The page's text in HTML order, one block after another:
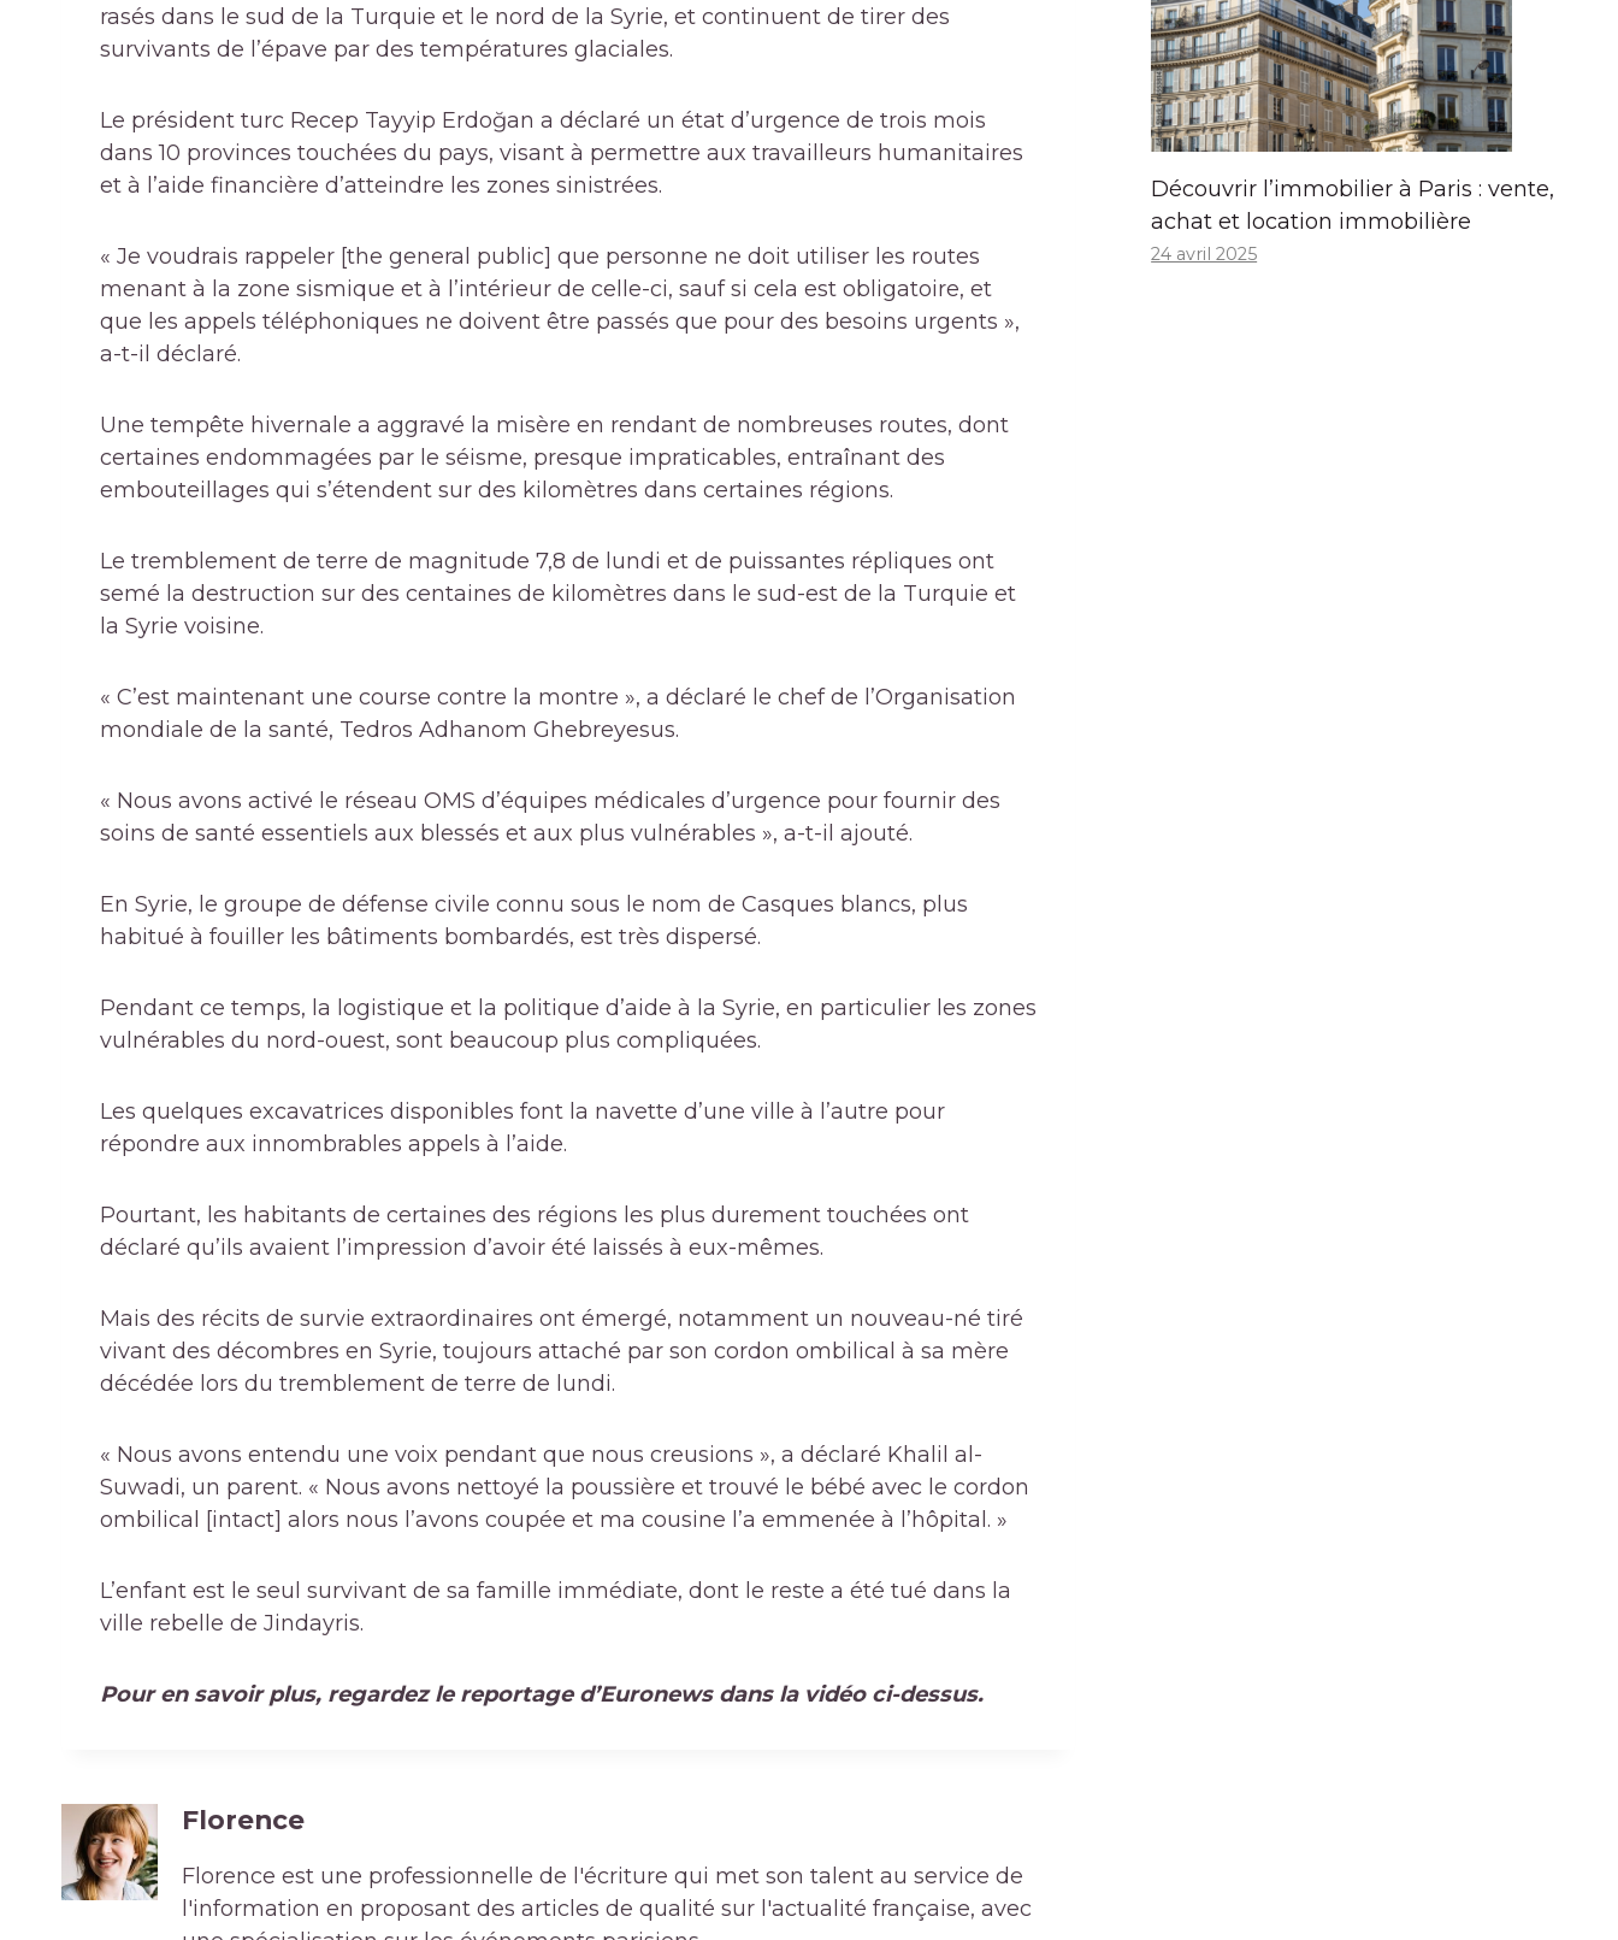
rasés dans le sud de la Turquie et le nord de la Syrie, et continuent de tirer des
survivants de l’épave par des températures glaciales.
Le président turc Recep Tayyip Erdoğan a déclaré un état d’urgence de trois mois
dans 10 provinces touchées du pays, visant à permettre aux travailleurs humanitaires
et à l’aide financière d’atteindre les zones sinistrées.
« Je voudrais rappeler [the general public] que personne ne doit utiliser les routes
menant à la zone sismique et à l’intérieur de celle-ci, sauf si cela est obligatoire, et
que les appels téléphoniques ne doivent être passés que pour des besoins urgents »,
a-t-il déclaré.
Une tempête hivernale a aggravé la misère en rendant de nombreuses routes, dont
certaines endommagées par le séisme, presque impraticables, entraînant des
embouteillages qui s’étendent sur des kilomètres dans certaines régions.
Le tremblement de terre de magnitude 7,8 de lundi et de puissantes répliques ont
semé la destruction sur des centaines de kilomètres dans le sud-est de la Turquie et
la Syrie voisine.
« C’est maintenant une course contre la montre », a déclaré le chef de l’Organisation
mondiale de la santé, Tedros Adhanom Ghebreyesus.
« Nous avons activé le réseau OMS d’équipes médicales d’urgence pour fournir des
soins de santé essentiels aux blessés et aux plus vulnérables », a-t-il ajouté.
En Syrie, le groupe de défense civile connu sous le nom de Casques blancs, plus
habitué à fouiller les bâtiments bombardés, est très dispersé.
Pendant ce temps, la logistique et la politique d’aide à la Syrie, en particulier les zones
vulnérables du nord-ouest, sont beaucoup plus compliquées.
Les quelques excavatrices disponibles font la navette d’une ville à l’autre pour
répondre aux innombrables appels à l’aide.
Pourtant, les habitants de certaines des régions les plus durement touchées ont
déclaré qu’ils avaient l’impression d’avoir été laissés à eux-mêmes.
Mais des récits de survie extraordinaires ont émergé, notamment un nouveau-né tiré
vivant des décombres en Syrie, toujours attaché par son cordon ombilical à sa mère
décédée lors du tremblement de terre de lundi.
« Nous avons entendu une voix pendant que nous creusions », a déclaré Khalil al-
Suwadi, un parent. « Nous avons nettoyé la poussière et trouvé le bébé avec le cordon
ombilical [intact] alors nous l’avons coupée et ma cousine l’a emmenée à l’hôpital. »
L’enfant est le seul survivant de sa famille immédiate, dont le reste a été tué dans la
ville rebelle de Jindayris.
Pour en savoir plus, regardez le reportage d’Euronews dans la vidéo ci-dessus.
Florence
Florence est une professionnelle de l'écriture qui met son talent au service de
l'information en proposant des articles de qualité sur l'actualité française, avec
Découvrir l’immobilier à Paris : vente,
achat et location immobilière
24 avril 2025